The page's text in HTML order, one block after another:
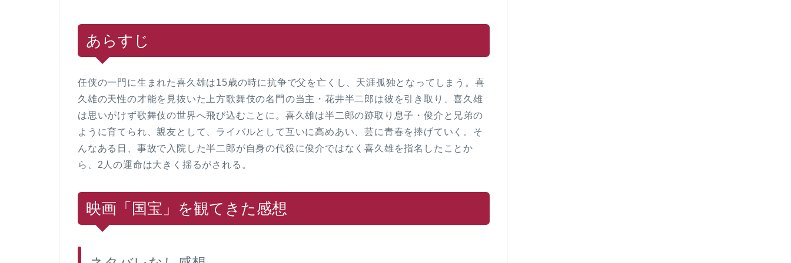
あらすじ
任侠の一門に生まれた喜久雄は15歳の時に抗争で父を亡くし、天涯孤独となってしまう。喜
久雄の天性の才能を見抜いた上方歌舞伎の名門の当主・花井半二郎は彼を引き取り、喜久雄
は思いがけず歌舞伎の世界へ飛び込むことに。喜久雄は半二郎の跡取り息子・俊介と兄弟の
ように育てられ、親友として、ライバルとして互いに高めあい、芸に青春を捧げていく。そ
んなある日、事故で入院した半二郎が自身の代役に俊介ではなく喜久雄を指名したことか
ら、2人の運命は大きく揺るがされる。
映画「国宝」を観てきた感想